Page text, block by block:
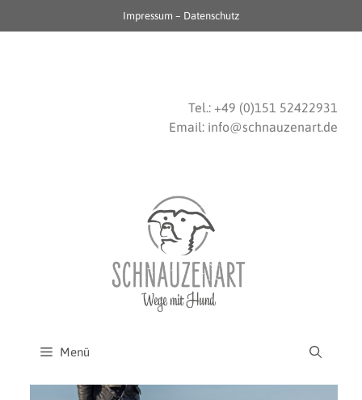
Impressum – Datenschutz
Tel.: +49 (0)151 52422931
Email: info@schnauzenart.de
Menü